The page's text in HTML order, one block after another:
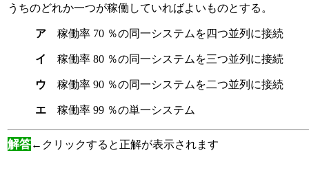
うちのどれか一つが稼働していればよいものとする。
ア 稼働率 70 ％の同一システムを四つ並列に接続
イ 稼働率 80 ％の同一システムを三つ並列に接続
ウ 稼働率 90 ％の同一システムを二つ並列に接続
エ 稼働率 99 ％の単一システム
解答←クリックすると正解が表示されます